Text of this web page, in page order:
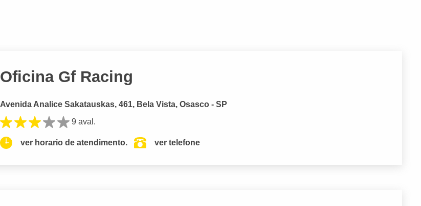
Oficina Gf Racing
Avenida Analice Sakatauskas, 461, Bela Vista, Osasco - SP
9 aval.
ver horario de atendimento. ver telefone